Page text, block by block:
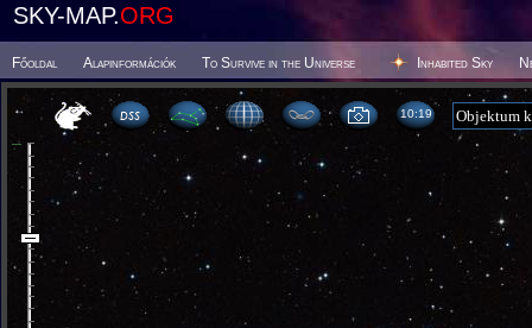
SKY-MAP.ORG
Főoldal Alapinformációk To Survive in the Universe Inhabited Sky
10 19